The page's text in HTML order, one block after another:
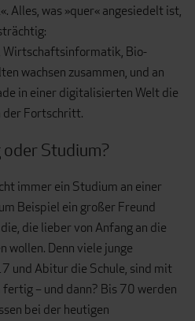
Alles, was »quer« angesiedelt ist,
Wirtschaftsinformatik, Bio­
wachsen zusammen, und an
in einer digitalisierten Welt die
der Fortschritt.
oder Studium?
immer ein Studium an einer
Beispiel ein großer Freund
die lieber von Anfang an die
wollen. Denn viele junge
und Abitur die Schule, sind mit
– und dann? Bis 70 werden
bei der heutigen